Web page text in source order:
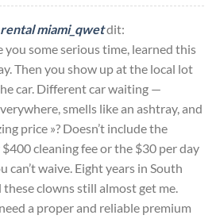
miami_qwetdit:
you some serious time, learned this
Then you show up at the local lot
car. Different car waiting —
smells like an ashtray, and
price »? Doesn’t include the
cleaning fee or the $30 per day
can’t waive. Eight years in South
these clowns still almost get me.
a proper and reliable premium